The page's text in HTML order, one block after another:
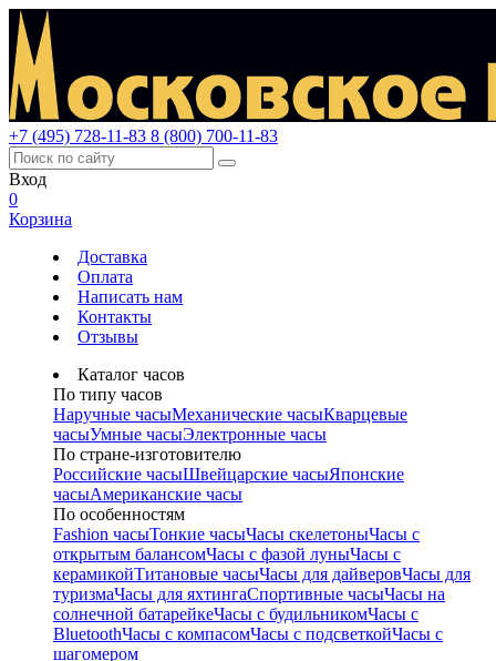
+7 (495) 728-11-83 8 (800) 700-11-83
Вход
0
Корзина
Доставка
Оплата
Написать нам
Контакты
Отзывы
Каталог часов
По типу часов
Наручные часыМеханические часыКварцевые
часыУмные часыЭлектронные часы
По стране-изготовителю
Российские часыШвейцарские часыЯпонские
часыАмериканские часы
По особенностям
Fashion часыТонкие часыЧасы скелетоныЧасы с
открытым балансомЧасы с фазой луныЧасы с
керамикойТитановые часыЧасы для дайверовЧасы для
туризмаЧасы для яхтингаСпортивные часыЧасы на
солнечной батарейкеЧасы с будильникомЧасы с
BluetoothЧасы с компасомЧасы с подсветкойЧасы с
шагомером